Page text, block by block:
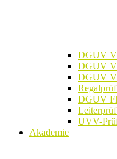
DGUV
DGUV
DGUV
DGUV
UVV-
Akademie